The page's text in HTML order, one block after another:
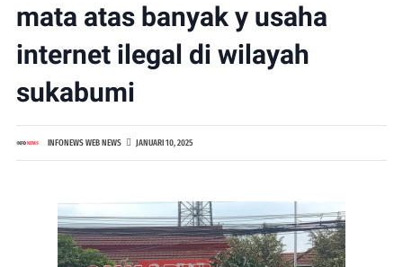
mata atas banyak y usaha
internet ilegal di wilayah
sukabumi
INFONEWS WEB NEWS JANUARI 10, 2025